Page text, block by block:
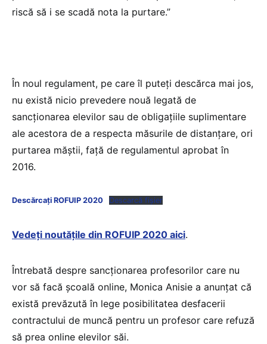
riscă să i se scadă nota la purtare.”
În noul regulament, pe care îl puteți descărca mai jos,
nu există nicio prevedere nouă legată de
sancționarea elevilor sau de obligațiile suplimentare
ale acestora de a respecta măsurile de distanțare, ori
purtarea măștii, față de regulamentul aprobat în
2016.
Descărcați ROFUIP 2020 Descarcă fișier
Vedeți noutățile din ROFUIP 2020 aici.
Întrebată despre sancționarea profesorilor care nu
vor să facă școală online, Monica Anisie a anunțat că
există prevăzută în lege posibilitatea desfacerii
contractului de muncă pentru un profesor care refuză
să prea online elevilor săi.